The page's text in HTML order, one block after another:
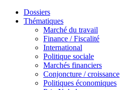
Dossiers
Thématiques
Marché du travail
Finance / Fiscalité
International
Politique sociale
Marchés financiers
Conjoncture / croissance
Politiques économiques